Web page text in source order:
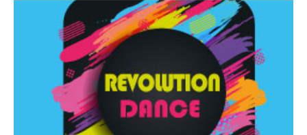
Revolution Dance
Rassegna di danza contemporanea – I Edizione